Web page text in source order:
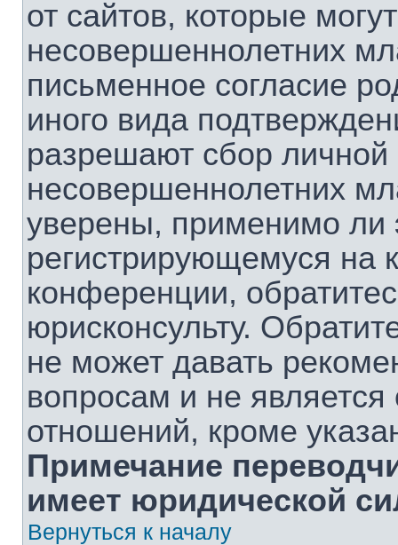
от сайтов, которые
несовершеннолетних
письменное согласие
иного вида
разрешают сбор
несовершеннолетних
уверены, применимо ли
регистрирующемуся на
конференции,
юрисконсульту.
не может давать
вопросам и не
отношений, кроме
Примечание
имеет юридической
Вернуться к началу